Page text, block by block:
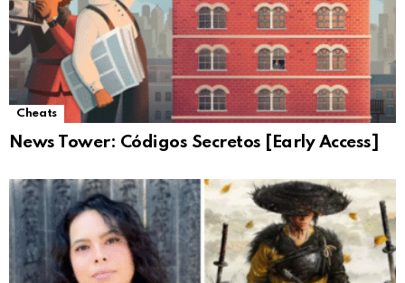
Cheats
News Tower: Códigos Secretos [Early Access]